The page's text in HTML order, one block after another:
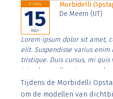
Friday
15
MAY
Morbidelli
De Meern (UT)
Lorem ipsum dolor sit amet,
elit. Suspendisse varius
tristique. Duis cursus, mi
interdum nulla, ut commodo
Aenean faucibus nibh et
imperdiet. Nunc ut sem vitae
Tijdens de Morbidelli
om de modellen van